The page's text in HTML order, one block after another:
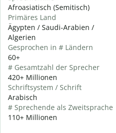
Afroasiatisch (Semitisch)
Primäres Land
Ägypten / Saudi-Arabien /
Algerien
Gesprochen in # Ländern
60+
# Gesamtzahl der Sprecher
420+ Millionen
Schriftsystem / Schrift
Arabisch
# Sprechende als Zweitsprache
110+ Millionen